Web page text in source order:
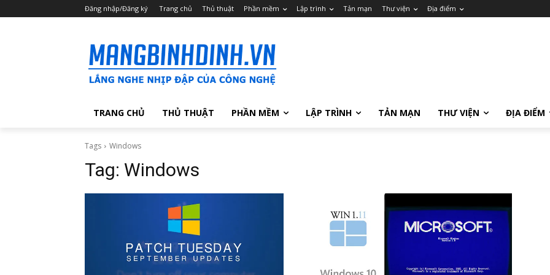
Đăng nhập/Đăng ký Trang chủ Thủ thuật Phần mềm Lập trình Tản mạn Thư viện Địa điểm
TRANG CHỦ THỦ THUẬT PHẦN MỀM LẬP TRÌNH TẢN MẠN THƯ VIỆN ĐỊA ĐIỂM
Tags Windows
Tag: Windows